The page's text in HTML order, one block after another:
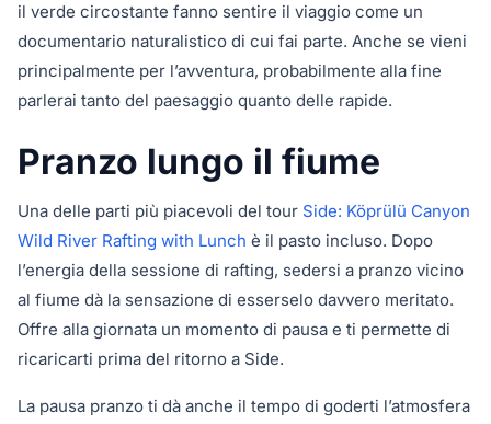
il verde circostante fanno sentire il viaggio come un
documentario naturalistico di cui fai parte. Anche se vieni
principalmente per l’avventura, probabilmente alla fine
parlerai tanto del paesaggio quanto delle rapide.
Pranzo lungo il fiume
Una delle parti più piacevoli del tour Side: Köprülü Canyon
Wild River Rafting with Lunch è il pasto incluso. Dopo
l’energia della sessione di rafting, sedersi a pranzo vicino
al fiume dà la sensazione di esserselo davvero meritato.
Offre alla giornata un momento di pausa e ti permette di
ricaricarti prima del ritorno a Side.
La pausa pranzo ti dà anche il tempo di goderti l’atmosfera